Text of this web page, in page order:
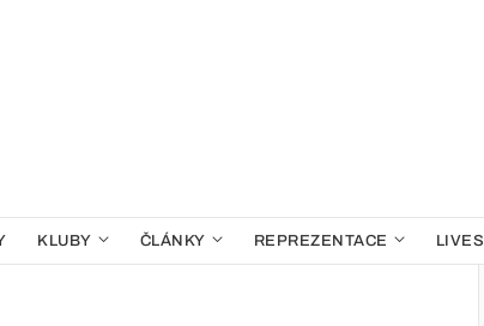
KLUBY ČLÁNKY REPREZENTACE